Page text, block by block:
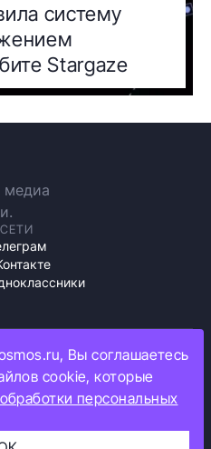
систему
Stargaze
медиа
данных
Вы соглашаетесь
cookie, которые
персональных